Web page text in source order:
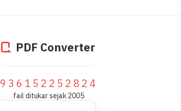
PDF Converter
936152252824
fail ditukar sejak 2005